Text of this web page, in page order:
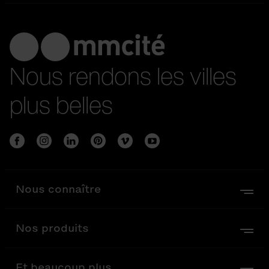
Nous rendons les villes
plus belles
Nous connaître
Nos produits